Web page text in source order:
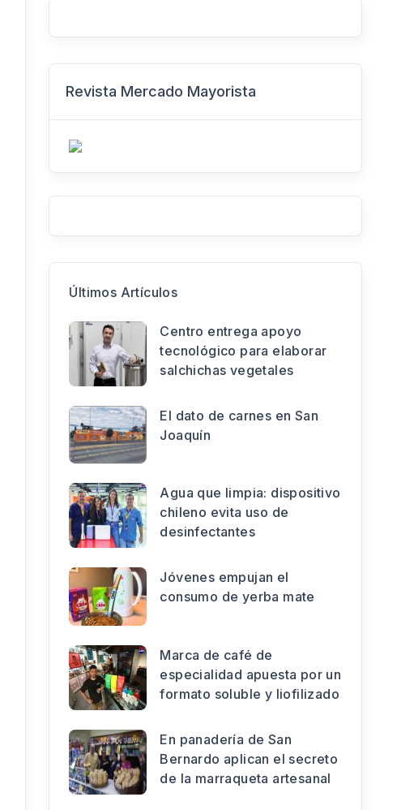
Revista Mercado Mayorista
Últimos Artículos
Centro entrega apoyo
tecnológico para elaborar
salchichas vegetales
El dato de carnes en San
Joaquín
Agua que limpia: dispositivo
chileno evita uso de
desinfectantes
Jóvenes empujan el
consumo de yerba mate
Marca de café de
especialidad apuesta por un
formato soluble y liofilizado
En panadería de San
Bernardo aplican el secreto
de la marraqueta artesanal